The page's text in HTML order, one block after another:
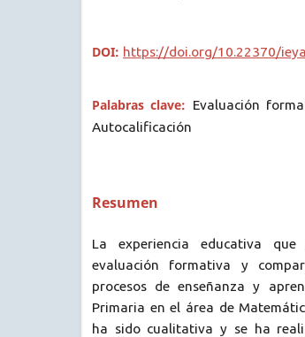
DOI: https://doi.org/10.22370/
Palabras clave: Evaluación
Autocalificación
Resumen
La experiencia educativa
evaluación formativa y
procesos de enseñanza y
Primaria en el área de
ha sido cualitativa y se ha